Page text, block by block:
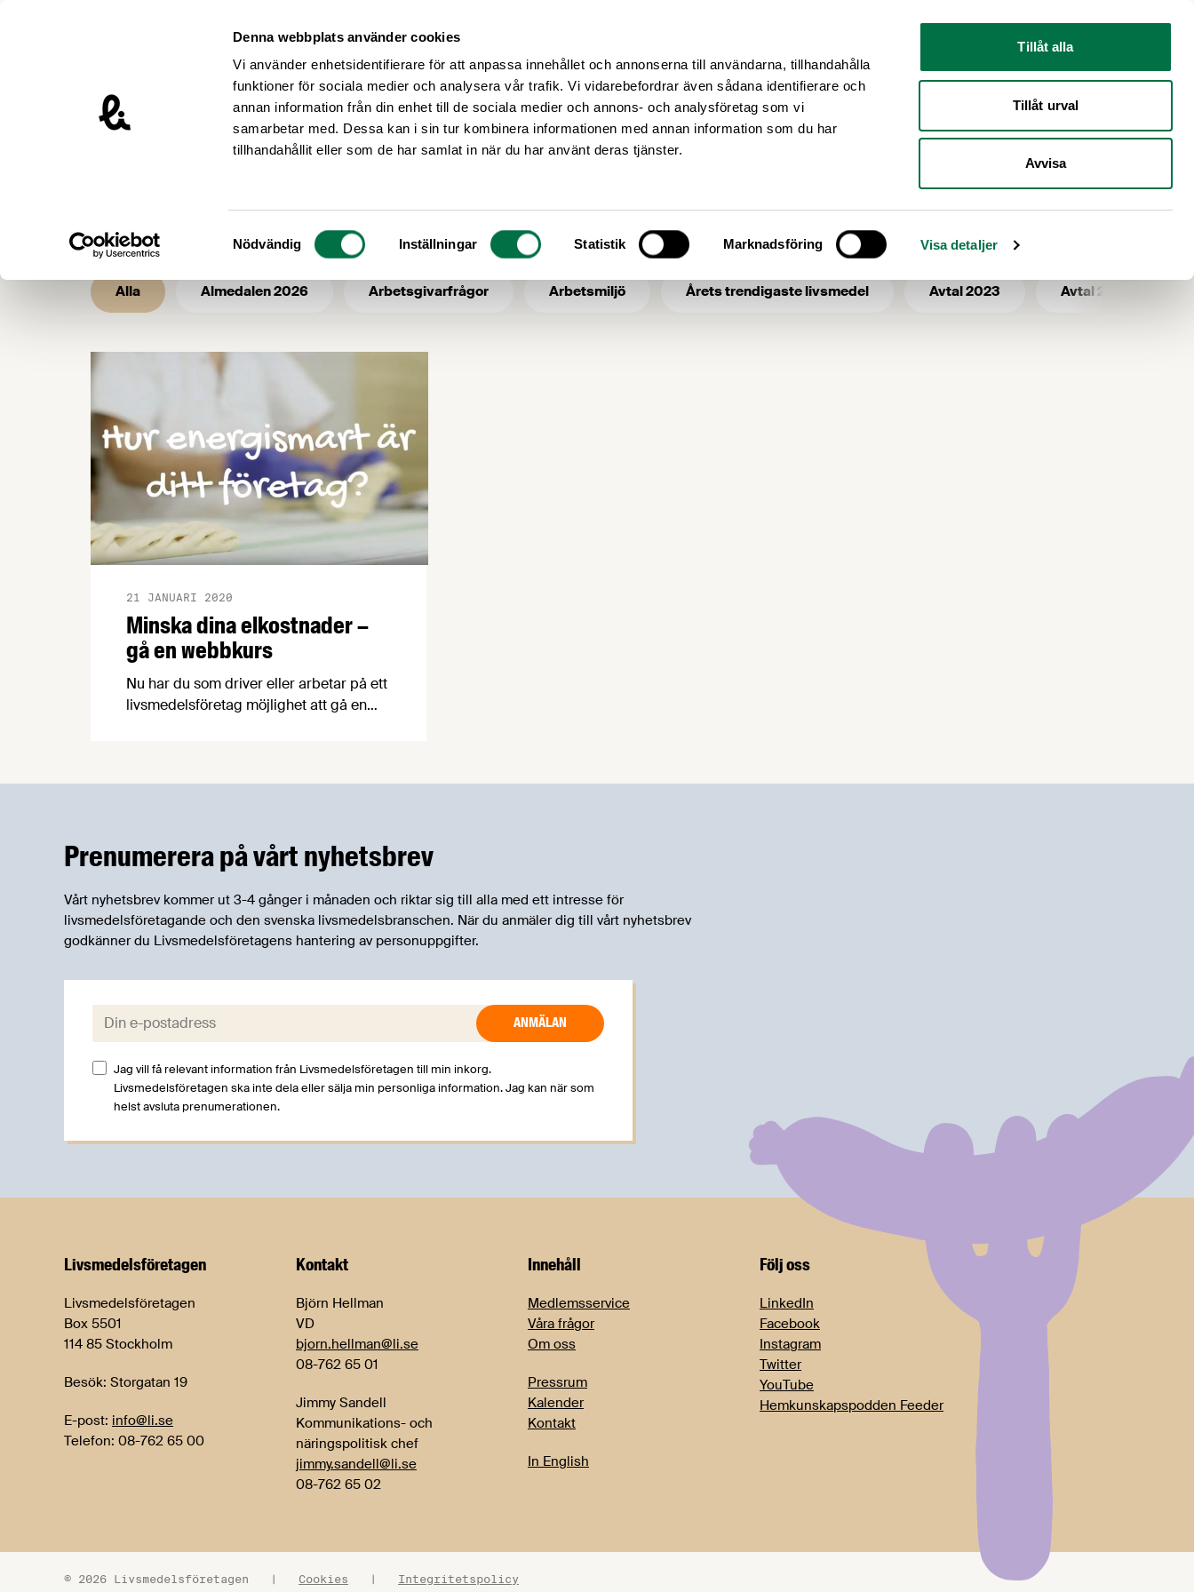
Denna webbplats använder cookies
Vi använder enhetsidentifierare för att anpassa innehållet och annonserna till användarna, tillhandahålla
funktioner för sociala medier och analysera vår trafik. Vi vidarebefordrar även sådana identifierare och
annan information från din enhet till de sociala medier och annons- och analysföretag som vi
samarbetar med. Dessa kan i sin tur kombinera informationen med annan information som du har
tillhandahållit eller som de har samlat in när du har använt deras tjänster.
Samtyckesval
Nödvändig Inställningar Statistik Marknadsföring Visa detaljer
Tillåt alla
Tillåt urval
Avvisa
Livsmedelsföretagen – till startsidan
Livsmedelsföretagen / Nyhetsarkiv / Energimyndigheten
Nyhetsarkiv - ämne: Energimyndigheten
Alla Almedalen 2026 Arbetsgivarfrågor Arbetsmiljö Årets trendigaste livsmedel Avtal 2023 Avtal 2025
Minska dina elkostnader –
gå en webbkurs
21 JANUARI 2020
Nu har du som driver eller arbetar på ett
livsmedelsföretag möjlighet att gå en
energi på ett smartare sätt. Kursen är
Prenumerera på vårt nyhetsbrev
Vårt nyhetsbrev kommer ut 3-4 gånger i månaden och riktar sig till alla med ett intresse för
livsmedelsföretagande och den svenska livsmedelsbranschen. När du anmäler dig till vårt nyhetsbrev
godkänner du Livsmedelsföretagens hantering av personuppgifter.
E-post:
Jag vill få relevant information från Livsmedelsföretagen till min inkorg.
Livsmedelsföretagen ska inte dela eller sälja min personliga information. Jag kan när som
helst avsluta prenumerationen.
Livsmedels­företagen
Livsmedelsföretagen
Box 5501
114 85 Stockholm
Besök: Storgatan 19
E-post: info@li.se
Telefon: 08-762 65 00
Kontakt
Björn Hellman
VD
bjorn.hellman@li.se
08-762 65 01
Jimmy Sandell
Kommunikations- och
näringspolitisk chef
jimmy.sandell@li.se
08-762 65 02
Innehåll
Medlemsservice
Våra frågor
Om oss
Pressrum
Kalender
Kontakt
In English
Följ oss
LinkedIn
Facebook
Instagram
Twitter
YouTube
Hemkunskapspodden Feeder
© 2026 Livsmedelsföretagen | Cookies | Integritetspolicy